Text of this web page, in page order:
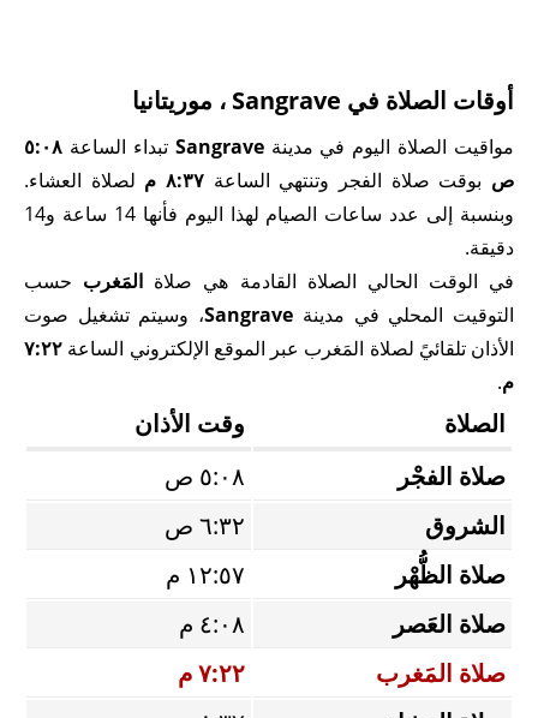
أوقات الصلاة في Sangrave ، موريتانيا
مواقيت الصلاة اليوم في مدينةSangrave تبداء الساعة ٥:٠٨
ص بوقت صلاة الفجر وتنتهي الساعة ٨:٣٧ م
لصلاة العشاء.
وبنسبة إلى عدد ساعات الصيام لهذا اليوم فأنها 14 ساعة و14
دقيقة.
في الوقت الحالي الصلاة القادمة هي صلاة المَغرب حسب
التوقيت المحلي في مدينة Sangrave، وسيتم تشغيل صوت
الأذان تلقائيً لصلاة المَغرب عبر الموقع الإلكتروني الساعة ٧:٢٢
م.
الصلاة
وقت الأذان
صلاة الفجْر
٥:٠٨ ص
الشروق
٦:٣٢ ص
صلاة الظُّهْر
١٢:٥٧ م
صلاة العَصر
٤:٠٨ م
صلاة المَغرب
٧:٢٢ م